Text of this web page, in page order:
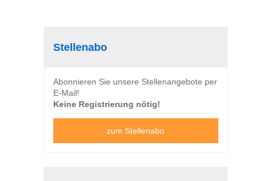
Stellenabo
Abonnieren Sie unsere Stellenangebote per
E-Mail!
Keine Registrierung nötig!
zum Stellenabo